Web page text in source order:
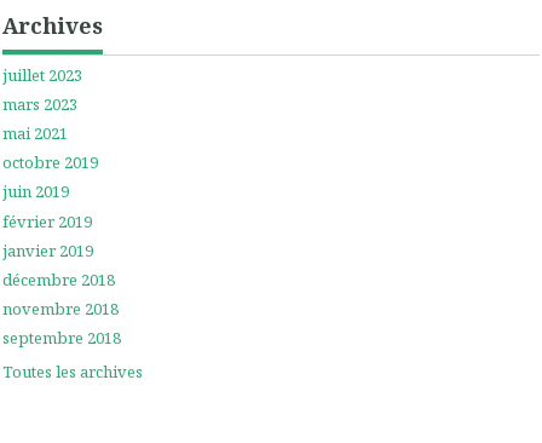
Archives
juillet 2023
mars 2023
mai 2021
octobre 2019
juin 2019
février 2019
janvier 2019
décembre 2018
novembre 2018
septembre 2018
Toutes les archives